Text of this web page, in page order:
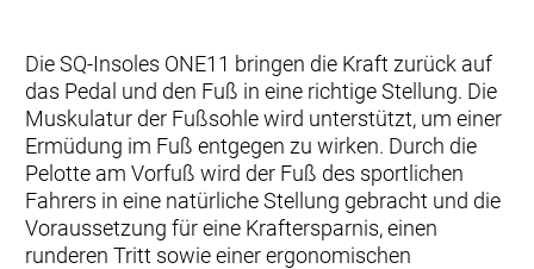
Die SQ-Insoles ONE11 bringen die Kraft zurück auf
das Pedal und den Fuß in eine richtige Stellung. Die
Muskulatur der Fußsohle wird unterstützt, um einer
Ermüdung im Fuß entgegen zu wirken. Durch die
Pelotte am Vorfuß wird der Fuß des sportlichen
Fahrers in eine natürliche Stellung gebracht und die
Voraussetzung für eine Kraftersparnis, einen
runderen Tritt sowie einer ergonomischen